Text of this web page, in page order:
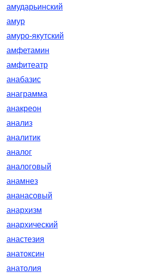
амударьинский
амур
амуро-якутский
амфетамин
амфитеатр
анабазис
анаграмма
анакреон
анализ
аналитик
аналог
аналоговый
анамнез
ананасовый
анархизм
анархический
анастезия
анатоксин
анатолия